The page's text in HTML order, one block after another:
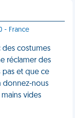
- France
des costumes
réclamer des
pas et que ce
donnez-nous
vides